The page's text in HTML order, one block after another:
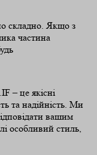
складно. Якщо з
частина
– це якісні
та надійність. Ми
вашим
особливий стиль,